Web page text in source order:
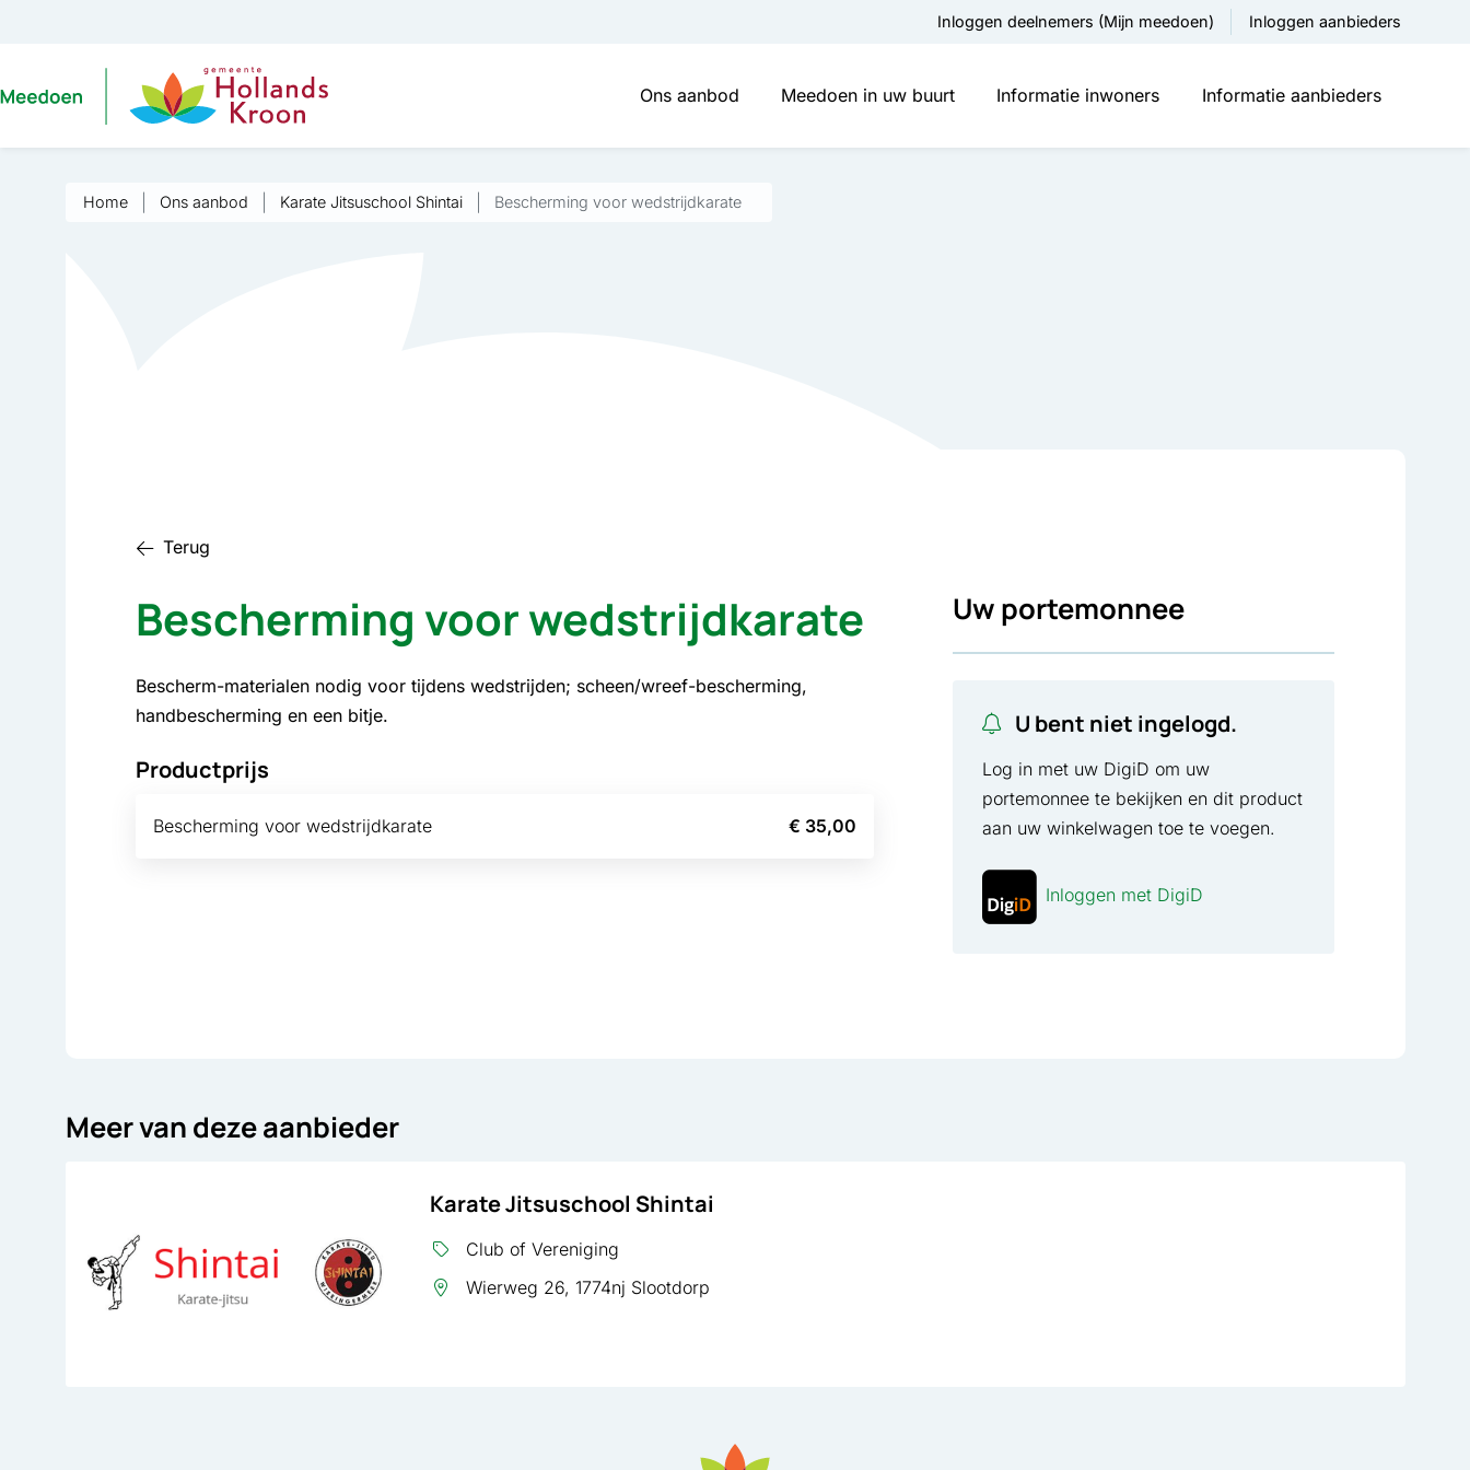
Inloggen deelnemers (Mijn meedoen) Inloggen aanbieders
Ons aanbod Meedoen in uw buurt Informatie inwoners Informatie aanbieders
Home Ons aanbod Karate Jitsuschool Shintai Bescherming voor wedstrijdkarate
Terug
Bescherming voor wedstrijdkarate
Bescherm-materialen nodig voor tijdens wedstrijden; scheen/wreef-bescherming,
handbescherming en een bitje.
Productprijs
Bescherming voor wedstrijdkarate € 35,00
Uw portemonnee
U bent niet ingelogd.
Log in met uw DigiD om uw
portemonnee te bekijken en dit product
aan uw winkelwagen toe te voegen.
Inloggen met DigiD
Meer van deze aanbieder
Karate Jitsuschool Shintai
Club of Vereniging
Wierweg 26, 1774nj Slootdorp